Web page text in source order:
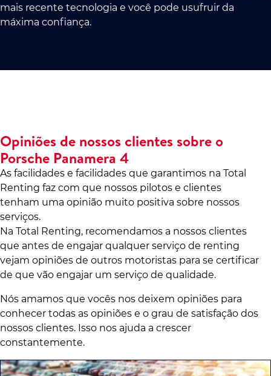
mais recente tecnologia e você pode usufruir da
máxima confiança.
Opiniões de nossos clientes sobre o
Porsche Panamera 4
As facilidades e facilidades que garantimos na Total
Renting faz com que nossos pilotos e clientes
tenham uma opinião muito positiva sobre nossos
serviços.
Na Total Renting, recomendamos a nossos clientes
que antes de engajar qualquer serviço de renting
vejam opiniões de outros motoristas para se certificar
de que vão engajar um serviço de qualidade.
Nós amamos que vocês nos deixem opiniões para
conhecer todas as opiniões e o grau de satisfação dos
nossos clientes. Isso nos ajuda a crescer
constantemente.